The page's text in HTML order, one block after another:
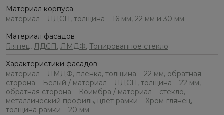
Материал корпуса
материал – ЛДСП, толщина – 16 мм, 22 мм и 30 мм
Материал фасадов
Глянец, ЛДСП , ЛМДФ, Тонированное стекло
Характеристики фасадов
материал – ЛМДФ, пленка, толщина – 22 мм, обратная
сторона – Белый / материал – ЛДСП, толщина – 22 мм,
обратная сторона – Коимбра / материал – стекло,
металлический профиль, цвет рамки – Хром-глянец,
толщина рамки – 20 мм